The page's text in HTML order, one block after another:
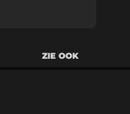
ZIE OOK